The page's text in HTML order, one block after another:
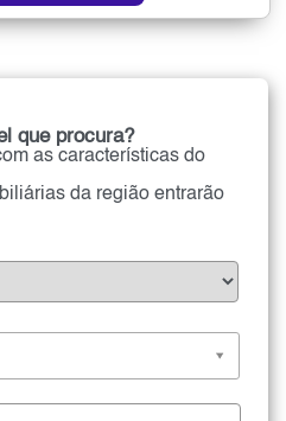
que procura?
as características do
da região entrarão